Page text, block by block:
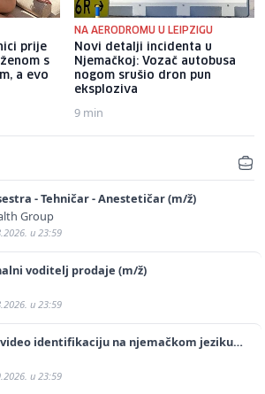
prije
s
a evo
NA AERODROMU U LEIPZIGU
Novi detalji incidenta u
Njemačkoj: Vozač autobusa
nogom srušio dron pun
eksploziva
9 min
- Tehničar - Anestetičar (m/ž)
Group
u 23:59
voditelj prodaje (m/ž)
u 23:59
identifikaciju na njemačkom jeziku
u 23:59